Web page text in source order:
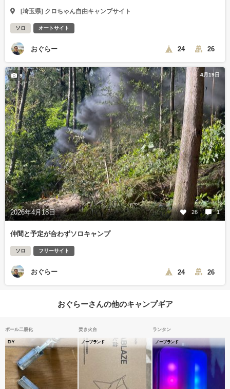
[埼玉県] クロちゃん自由キャンプサイト
ソロ オートサイト
おぐらー 24 26
4月19日
2026年4月18日 26 1
9
仲間と予定が合わずソロキャンプ
ソロ フリーサイト
おぐらー 24 26
おぐらーさんの他のキャンプギア
ポール二股化
DIY
焚き火台
ノーブランド
ランタン
ノーブランド